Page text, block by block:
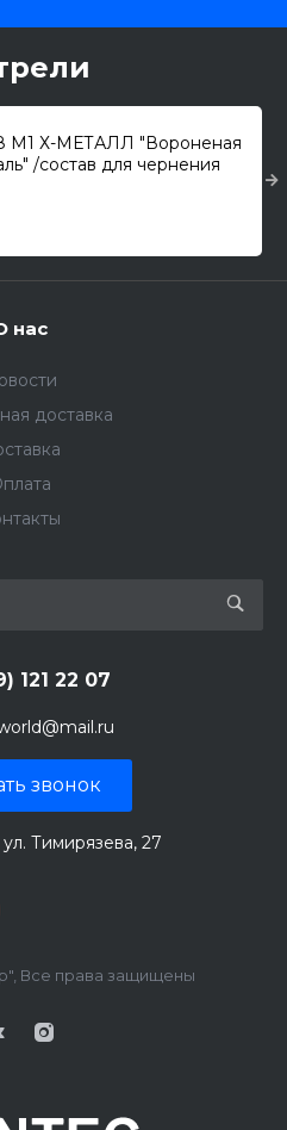
М1 Х-МЕТАЛЛ "Вороненая
/состав для чернения
нас
доставка
121 22 07
звонок
Тимирязева, 27
Все права защищены